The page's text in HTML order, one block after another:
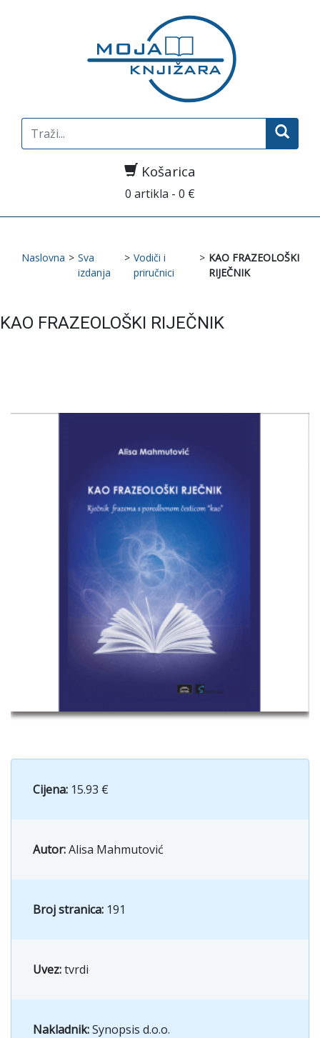
Search
for:
Košarica
0 artikla - 0 €
Naslovna > Sva
izdanja
> Vodiči i
priručnici
> KAO FRAZEOLOŠKI
RIJEČNIK
KAO FRAZEOLOŠKI RIJEČNIK
Cijena: 15.93 €
Autor:Alisa Mahmutović
Broj stranica: 191
Uvez:tvrdi
Nakladnik:Synopsis d.o.o.